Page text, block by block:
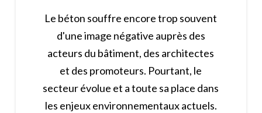
Le béton souffre encore trop souvent
d'une image négative auprès des
acteurs du bâtiment, des architectes
et des promoteurs. Pourtant, le
secteur évolue et a toute sa place dans
les enjeux environnementaux actuels.